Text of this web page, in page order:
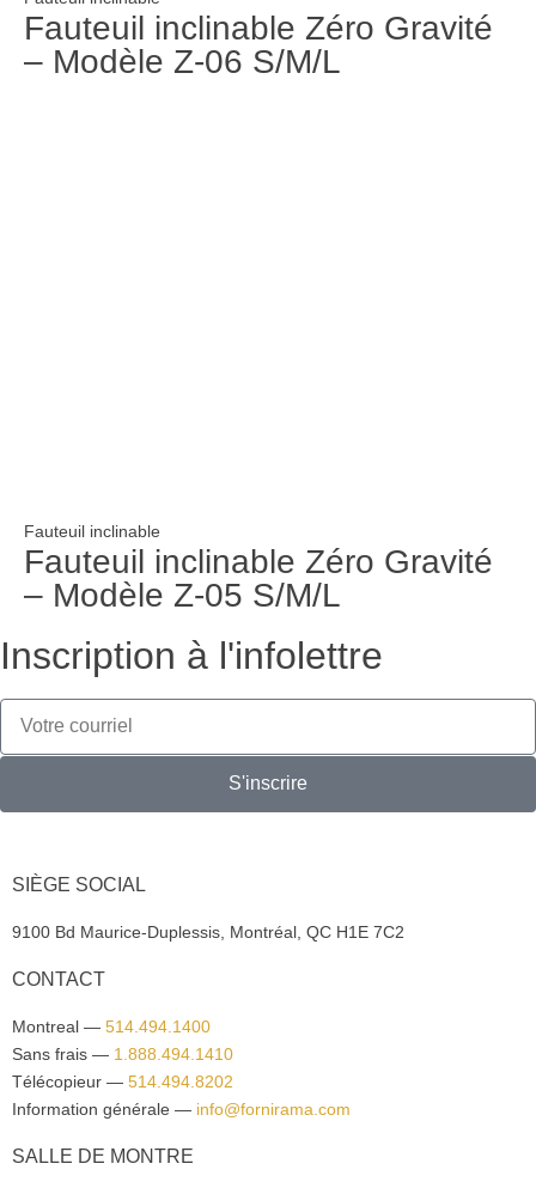
Fauteuil inclinable Zéro Gravité
– Modèle Z-06 S/M/L
Fauteuil inclinable
Fauteuil inclinable Zéro Gravité
– Modèle Z-05 S/M/L
Inscription à l'infolettre
S'inscrire
SIÈGE SOCIAL
9100 Bd Maurice-Duplessis, Montréal, QC H1E 7C2
CONTACT
Montreal — 514.494.1400
Sans frais — 1.888.494.1410
Télécopieur — 514.494.8202
Information générale — info@fornirama.com
SALLE DE MONTRE